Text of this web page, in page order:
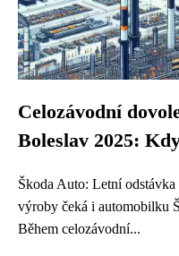
Celozávodní
Boleslav 2025:
Škoda Auto: Letní
výroby čeká i automobilku
Během celozávodní...